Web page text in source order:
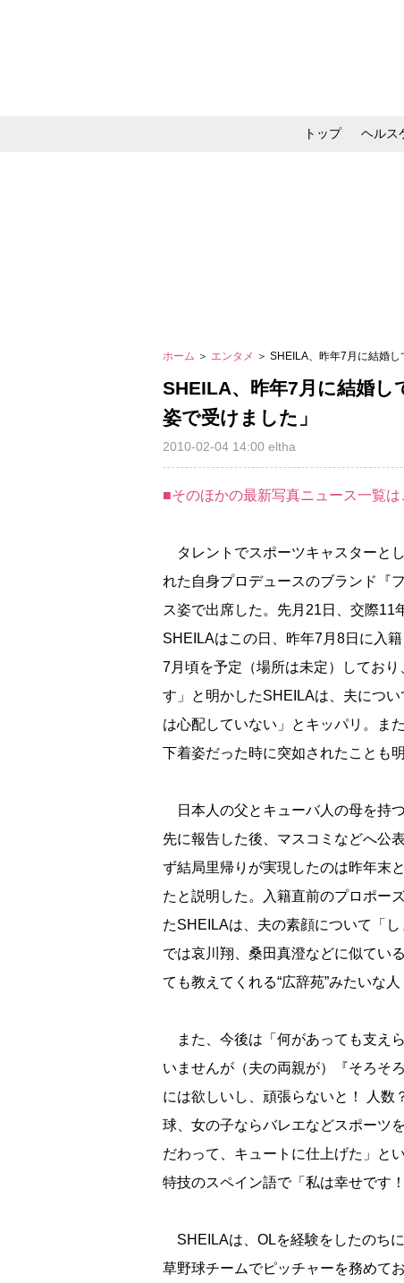
トップ ヘルス
ホーム ＞ エンタメ ＞ SHEILA、昨年7月に結婚
SHEILA、昨年7月に結婚
姿で受けました」
2010-02-04 14:00 eltha
■そのほかの最新写真ニュース一覧は
タレントでスポーツキャスターと
れた自身プロデュースのブランド『
ス姿で出席した。先月21日、交際11
SHEILAはこの日、昨年7月8日に入
7月頃を予定（場所は未定）してお
す」と明かしたSHEILAは、夫につ
は心配していない」とキッパリ。ま
下着姿だった時に突如されたことも明
日本人の父とキューバ人の母を持
先に報告した後、マスコミなどへ公
ず結局里帰りが実現したのは昨年末
たと説明した。入籍直前のプロポー
たSHEILAは、夫の素顔について「
では哀川翔、桑田真澄などに似てい
ても教えてくれる“広辞苑”みたいな
また、今後は「何があっても支え
いませんが（夫の両親が）『そろそ
には欲しいし、頑張らないと！ 人数
球、女の子ならバレエなどスポーツ
だわって、キュートに仕上げた」と
特技のスペイン語で「私は幸せです
SHEILAは、OLを経験をしたのち
草野球チームでピッチャーを務めて